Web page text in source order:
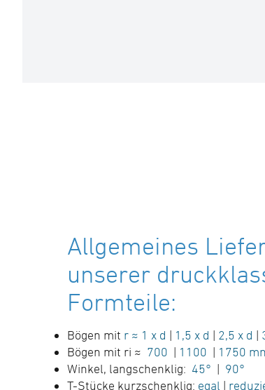
Allgemeines
unserer
Formteile:
Bögen mit r ≈ 1 x d | 1,5 x d | 2,5 x d |
Bögen mit ri ≈ 700 | 1100 | 1750
Winkel, langschenklig: 45° | 90°
T-Stücke kurzschenklig: egal |